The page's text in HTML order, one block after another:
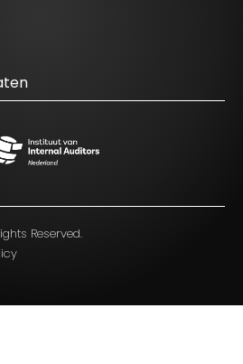
Reserved.
en Compliance.
de voorwaarden zoals